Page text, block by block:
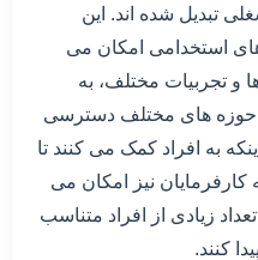
تبدیل شده اند. این
استخدامی امکان می
و تجربیات مختلف، به
های مختلف دسترسی
به افراد کمک می کنند تا
نیز امکان می
زیادی از افراد متناسب
کنند.